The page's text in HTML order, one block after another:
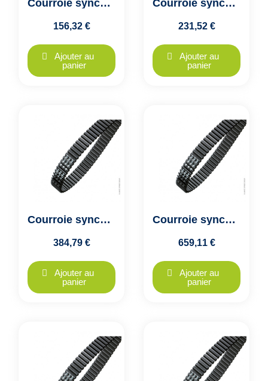
Courroie synchrone dentée double denture HTD D8M-1120-20 Optibelt
156,32 €
Ajouter au
panier
Courroie synchrone dentée double denture HTD D8M-1120-30 Optibelt
231,52 €
Ajouter au
panier
Courroie synchrone dentée double denture HTD D8M-1120-50 Optibelt
384,79 €
Ajouter au
panier
Courroie synchrone dentée double denture HTD D8M-1120-85 Optibelt
659,11 €
Ajouter au
panier